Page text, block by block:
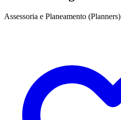
Assessoria e Planeamento (Planners)